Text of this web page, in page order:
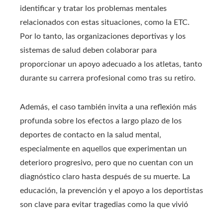
identificar y tratar los problemas mentales
relacionados con estas situaciones, como la ETC.
Por lo tanto, las organizaciones deportivas y los
sistemas de salud deben colaborar para
proporcionar un apoyo adecuado a los atletas, tanto
durante su carrera profesional como tras su retiro.
Además, el caso también invita a una reflexión más
profunda sobre los efectos a largo plazo de los
deportes de contacto en la salud mental,
especialmente en aquellos que experimentan un
deterioro progresivo, pero que no cuentan con un
diagnóstico claro hasta después de su muerte. La
educación, la prevención y el apoyo a los deportistas
son clave para evitar tragedias como la que vivió